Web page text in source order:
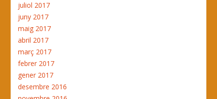
juliol 2017
juny 2017
maig 2017
abril 2017
març 2017
febrer 2017
gener 2017
desembre 2016